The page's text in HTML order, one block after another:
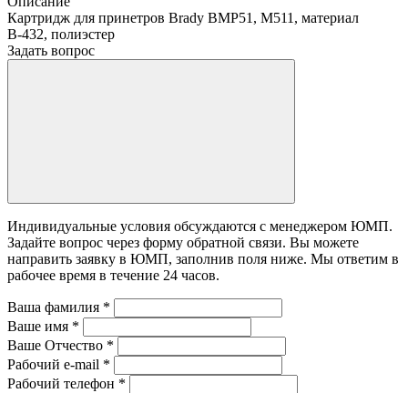
Картридж для принетров Brady BMP51, M511, материал
В-432, полиэстер
Задать вопрос
Индивидуальные условия обсуждаются с менеджером ЮМП.
Задайте вопрос через форму обратной связи. Вы можете
направить заявку в ЮМП, заполнив поля ниже. Mы ответим в
рабочее время в течение 24 часов.
Ваша фамилия *
Ваше имя *
Ваше Отчество *
Рабочий e-mail *
Рабочий телефон *